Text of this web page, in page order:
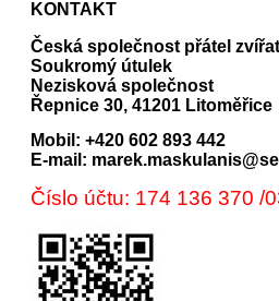
KONTAKT
Česká společnost přátel
Soukromý útulek
Nezisková společnost
Řepnice 30, 41201 Litoměřice
Mobil: +420 602 893 442
E-mail:
Číslo účtu: 174 136 370 /